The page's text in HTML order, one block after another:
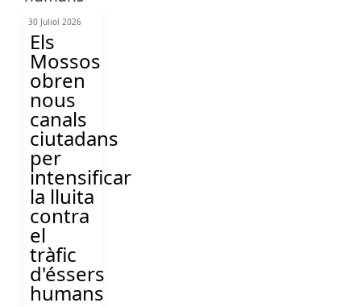
30 Juliol 2026
Els
Mossos
obren
nous
canals
ciutadans
per
intensificar
la lluita
contra
el
tràfic
d'éssers
humans